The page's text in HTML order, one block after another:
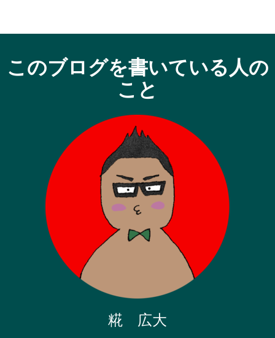
このブログを書いている人の
こと
糀 広大